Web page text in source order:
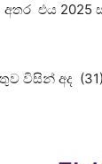
එය 2025
විසින් අද